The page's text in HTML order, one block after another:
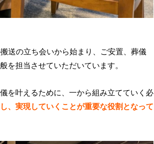
送の立ち会いから始まり、ご安置、葬儀
を担当させていただいています。
を叶えるために、一から組み立てていく必
、実現していくことが重要な役割となって